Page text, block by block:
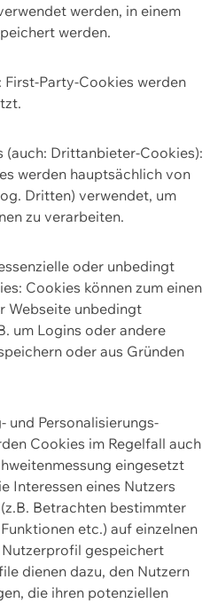
werden, in einem
werden.
First-Party-Cookies werden
(auch: Drittanbieter-Cookies):
werden hauptsächlich von
Dritten) verwendet, um
zu verarbeiten.
oder unbedingt
Cookies können zum einen
Webseite unbedingt
um Logins oder andere
oder aus Gründen
und Personalisierungs-
Cookies im Regelfall auch
eingesetzt
Interessen eines Nutzers
Betrachten bestimmter
etc.) auf einzelnen
Nutzerprofil gespeichert
dienen dazu, den Nutzern
die ihren potenziellen